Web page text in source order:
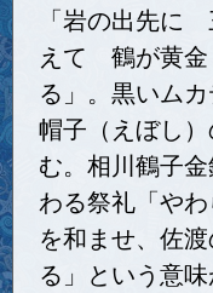
「岩の出先に
えて 鶴が黄
る」。黒いム
帽子（えぼし
む。相川鶴子
わる祭礼「や
を和ませ、佐
る」という意味